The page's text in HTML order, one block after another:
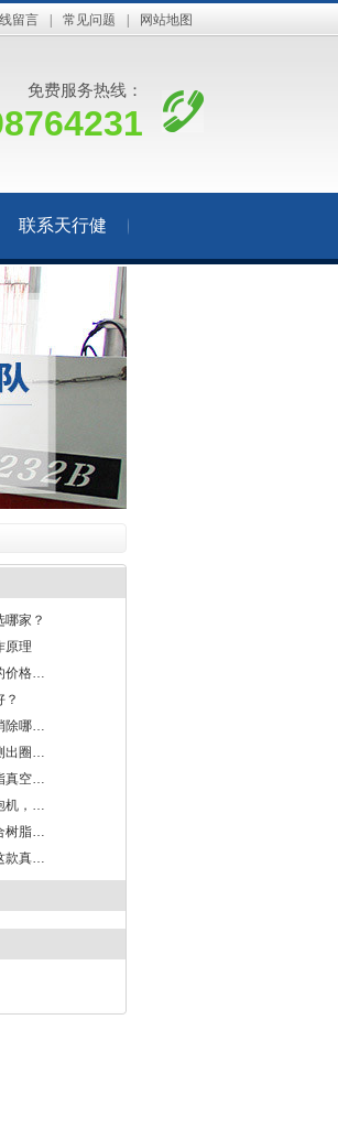
留言 常见问题 网站地图
免费服务热线：
联系天行健
哪家？
原理
影响真空脱泡搅拌机的价格因素有哪些？
？
天行健真空脱泡机能消除哪些材料气泡？
聚氨酯真空脱泡机实测出圈，精准除泡护品质！
谁懂啊！选对导热硅脂真空脱泡机，产能直接翻倍
一台油墨真空搅拌脱泡机，搞定脱泡混合两大难题
新手必懂！光固化复合树脂真空脱泡机科普干货
高粘度油墨难处理？这款真空除泡机消泡混合全拿捏